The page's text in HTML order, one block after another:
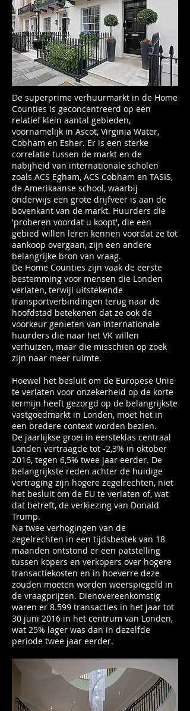
De superprime verhuurmarkt in de Home
Counties is geconcentreerd op een
relatief klein aantal gebieden,
voornamelijk in Ascot, Virginia Water,
Cobham en Esher. Er is een sterke
correlatie tussen de markt en de
nabijheid van internationale scholen
zoals ACS Egham, ACS Cobham en TASIS,
de Amerikaanse school, waarbij
onderwijs een grote drijfveer is aan de
bovenkant van de markt. Huurders die
'proberen voordat u koopt', die een
gebied willen leren kennen voordat ze tot
aankoop overgaan, zijn een andere
belangrijke bron van vraag.
De Home Counties zijn vaak de eerste
bestemming voor mensen die Londen
verlaten, terwijl uitstekende
transportverbindingen terug naar de
hoofdstad betekenen dat ze ook de
voorkeur genieten van internationale
huurders die naar het VK willen
verhuizen, maar die misschien op zoek
zijn naar meer ruimte.
Hoewel het besluit om de Europese Unie
te verlaten voor onzekerheid op de korte
termijn heeft gezorgd op de belangrijkste
vastgoedmarkt in Londen, moet het in
een bredere context worden bezien.
De jaarlijkse groei in eersteklas centraal
Londen vertraagde tot -2,3% in oktober
2016, tegen 6,5% twee jaar eerder. De
belangrijkste reden achter de huidige
vertraging zijn hogere zegelrechten, niet
het besluit om de EU te verlaten of, wat
dat betreft, de verkiezing van Donald
Trump.
Na twee verhogingen van de
zegelrechten in een tijdsbestek van 18
maanden ontstond er een patstelling
tussen kopers en verkopers over hogere
transactiekosten en in hoeverre deze
zouden moeten worden weerspiegeld in
de vraagprijzen. Dienovereenkomstig
waren er 8.599 transacties in het jaar tot
30 juni 2016 in het centrum van Londen,
wat 25% lager was dan in dezelfde
periode twee jaar eerder.